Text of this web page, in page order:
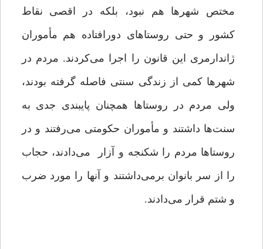
مختص شهرها هم نبود، بلکه در اقصی نقاط
کشور و حتی روستاهای دورافتاده هم مأموران
ژاندارمری این قانون را اجرا می‌کردند. مردم در
شهرها کمی از زندگی سنتی فاصله گرفته بودند،
ولی مردم در روستاها همچنان پایبندی جدی به
سنت‌ها داشتند و مأموران حکومتی می‌رفتند و در
روستاها مردم را شکنجه و آزار می‌دادند، حجاب
را از سر بانوان برمی‌داشتند و آنها را مورد ضرب
و شتم قرار می‌دادند.